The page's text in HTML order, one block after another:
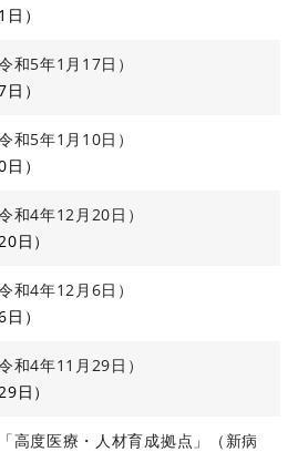
日
和5年1月17日）
日
和5年1月10日）
日
和4年12月20日）
日
和4年12月6日）
日
和4年11月29日）
日
高度医療・人材育成拠点」（新病